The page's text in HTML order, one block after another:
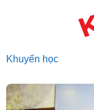
Khuyến học